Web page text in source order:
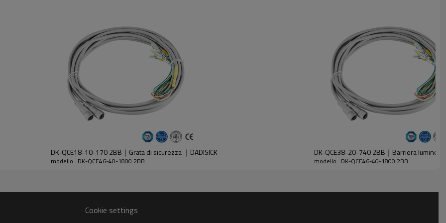
dell'emettitore e del ricevitore.
DK-QCE18-10-170 2BB｜Grata di sicurezza ｜DADISICK
modello : DK-QCE46-40-1800 2BB
DK-QCE38-20-740 2BB｜Barriera luminosa
modello : DK-QCE46-40-1800 2BB
Cookie settings